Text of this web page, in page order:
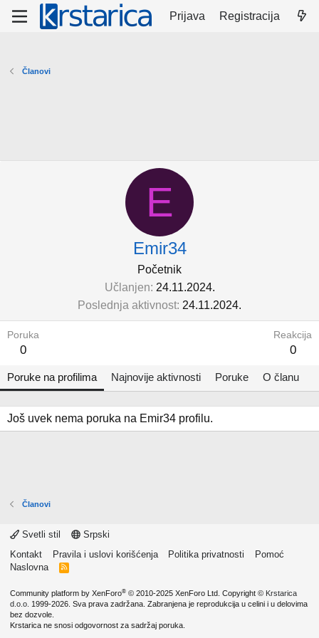
Prijava Registracija
Članovi
E
Emir34
Početnik
Učlanjen 24.11.2024.
Poslednja aktivnost 24.11.2024.
Poruka
0
Reakcija
0
Poruke na profilima Najnovije aktivnosti Poruke O članu
Još uvek nema poruka na Emir34 profilu.
Članovi
Svetli stil
Srpski
Kontakt
Pravila i uslovi korišćenja Politika privatnosti
Pomoć
Naslovna
R
Community platform by XenForo® © 2010-2025 XenForo Ltd. Copyright © Krstarica
d.o.o. 1999-2026. Sva prava zadržana. Zabranjena je reprodukcija u celini i u delovima
bez dozvole.
Krstarica ne snosi odgovornost za sadržaj poruka.